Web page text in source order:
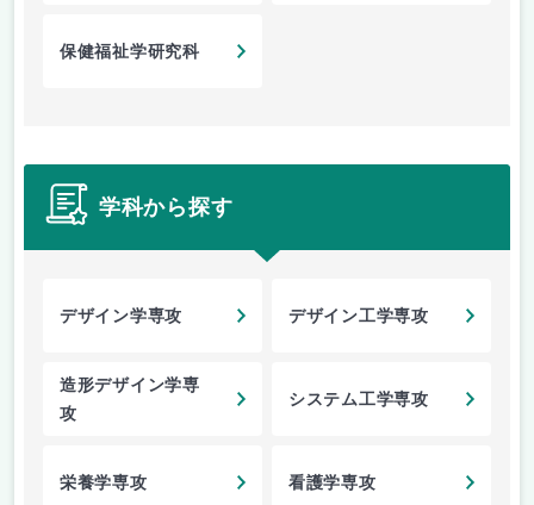
保健福祉学研究科
学科から探す
デザイン学専攻 デザイン工学専攻
造形デザイン学専
攻
システム工学専攻
栄養学専攻 看護学専攻